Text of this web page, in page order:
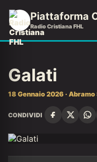
Piattaforma
Radio Cristiana FHL
Galati
18 Gennaio 2026 · Abramo
CONDIVIDI